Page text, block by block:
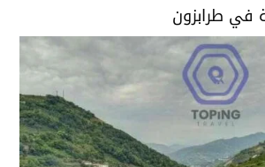
في طرابزون